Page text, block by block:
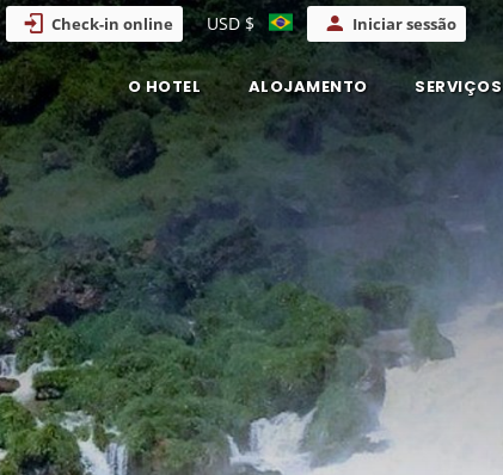
Check-in online USD $ Iniciar sessão
O HOTEL ALOJAMENTO SERVIÇOS